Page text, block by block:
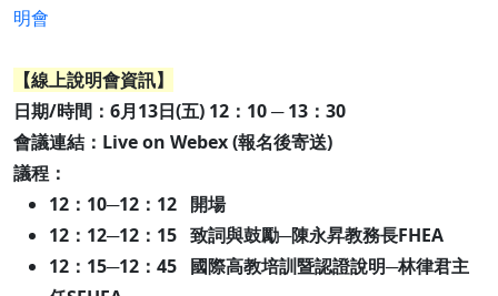
明會
【線上說明會資訊】
日期/時間：6月13日(五) 12：10 ─ 13：30
會議連結：Live on Webex (報名後寄送)
議程：
12：10─12：12 開場
12：12─12：15 致詞與鼓勵─陳永昇教務長FHEA
12：15─12：45 國際高教培訓暨認證說明─林律君主